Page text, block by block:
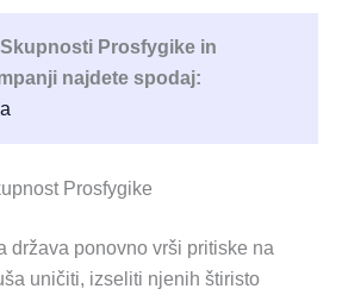
Prosfygike in
najdete spodaj:
Prosfygike
država ponovno vrši pritiske na
uničiti, izseliti njenih štiristo